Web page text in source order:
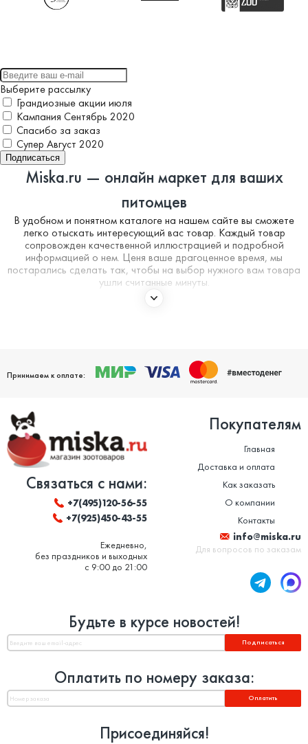
Выберите рассылку
Грандиозные акции июля
Кампания Сентябрь 2020
Спасибо за заказ
Супер Август 2020
Подписаться
Miska.ru — онлайн маркет для ваших
питомцев
В удобном и понятном каталоге на нашем сайте вы сможете
легко отыскать интересующий вас товар. Каждый товар
сопровожден качественной иллюстрацией и подробной
информацией о нем. Ценя ваше драгоценное время, мы
постарались сделать так, чтобы на выбор нужного вам товара
ушли считанные минуты.
и ветеринарные препараты. Вся продукция, представленная в
нашем магазине, сертифицирована и соответствует высоким
стандартам качества.
Принимаем к оплате:
Связаться с нами:
+7(495)120-56-55
+7(925)450-43-55
Ежедневно,
без праздников и выходных
с 9:00 до 21:00
Покупателям
Главная
Доставка и оплата
Как заказать
О компании
Контакты
info@miska.ru
Для вопросов по заказам
Будьте в курсе новостей!
Подписаться
Оплатить по номеру заказа:
Оплатить
Присоединяйся!